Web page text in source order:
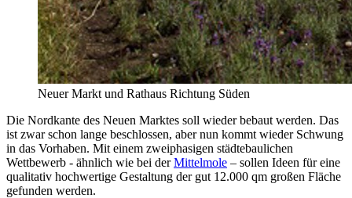
Neuer Markt und Rathaus Richtung Süden
Die Nordkante des Neuen Marktes soll wieder bebaut werden. Das
ist zwar schon lange beschlossen, aber nun kommt wieder Schwung
in das Vorhaben. Mit einem zweiphasigen städtebaulichen
Wettbewerb - ähnlich wie bei derMittelmole – sollen Ideen für eine
qualitativ hochwertige Gestaltung der gut 12.000 qm großen Fläche
gefunden werden.